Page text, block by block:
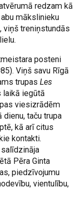
redzam kā
mākslinieku
viņš treniņstundās
posteni
Viņš savu Rīgā
trupasLes
laikā iegūtā
viesizrādēm
taču trupa
kā arī citus
kontakti.
Pēra Ginta
piedzīvojumu
vientulību,